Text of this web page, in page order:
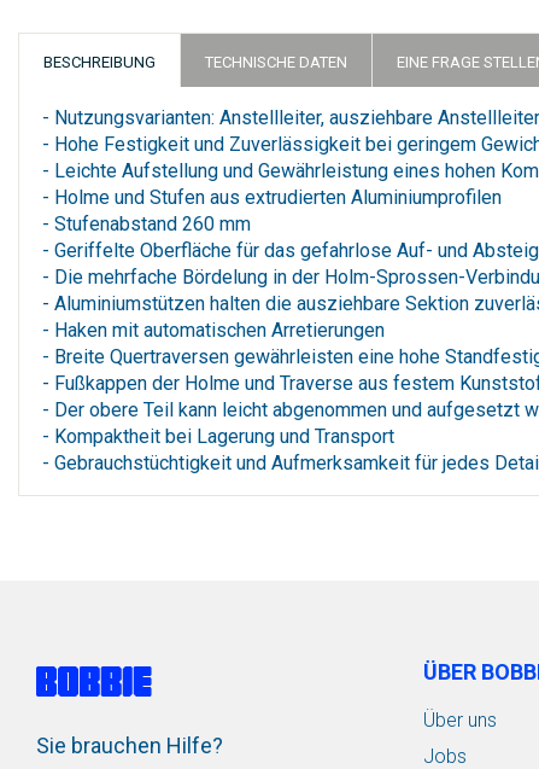
BESCHREIBUNG
- Nutzungsvarianten: Anstellleiter, ausziehbare
- Hohe Festigkeit und Zuverlässigkeit bei geringem
- Leichte Aufstellung und Gewährleistung eines hohen
- Holme und Stufen aus extrudierten Aluminiumprofilen
- Stufenabstand 260 mm
- Geriffelte Oberfläche für das gefahrlose Auf- und
- Die mehrfache Bördelung in der Holm-Sprossen-
- Aluminiumstützen halten die ausziehbare Sektion
- Haken mit automatischen Arretierungen
- Breite Quertraversen gewährleisten eine hohe
- Fußkappen der Holme und Traverse aus festem
- Der obere Teil kann leicht abgenommen und aufgesetzt
- Kompaktheit bei Lagerung und Transport
- Gebrauchstüchtigkeit und Aufmerksamkeit für jedes
TECHNISCHE DATEN EINE FRAGE
Sie brauchen Hilfe?
ÜBER
Über uns
Jobs